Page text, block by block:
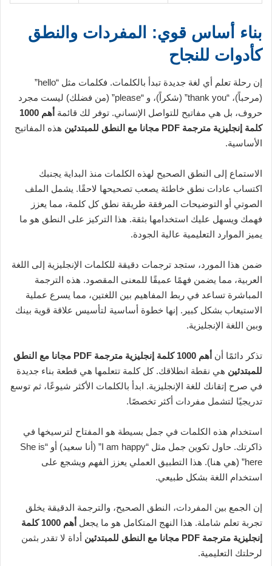
بناء أساس قوي: المفردات والنطق
كأدوات للنجاح
إن رحلة تعلم أي لغة جديدة تبدأ بالكلمات. فكلمات مثل “hello”
(مرحباً)، “thank you” (شكراً)، و “please” (من فضلك) ليست مجرد
حروف، بل هي مفاتيح للتواصل الإنساني. توفر لك قائمة
أهم 1000
كلمة إنجليزية مترجمة PDF مجانا مع النطق للمبتدئين
هذه المفاتيح
الأساسية.
الاستماع إلى النطق الصحيح لهذه الكلمات منذ البداية يجنبك
اكتساب عادات نطق خاطئة يصعب تصحيحها لاحقًا. يشمل الملف
الصوتي أو التوضيحات المرفقة طريقة نطق كل كلمة، مما يعزز
فهمك ويسهل عليك استخدامها بثقة. هذا التركيز على النطق هو ما
يميز الموارد التعليمية عالية الجودة.
ضمن هذا المورد، ستجد ترجمات دقيقة للكلمات الإنجليزية إلى اللغة
العربية، مما يضمن فهمًا عميقًا للمعنى المقصود. هذه الترجمة
المباشرة تساعد في ربط المفاهيم بين اللغتين، مما يسرع عملية
الاستيعاب بشكل كبير. إنها خطوة أساسية لتأسيس علاقة قوية بينك
وبين اللغة الإنجليزية.
تذكر دائمًا أن
أهم 1000 كلمة إنجليزية مترجمة PDF مجانا مع النطق
للمبتدئين هي نقطة انطلاقك. كل كلمة تتعلمها هي قطعة بناء جديدة
في صرح إتقانك للغة الإنجليزية. ابدأ بالكلمات الأكثر شيوعًا، ثم توسع
تدريجيًا لتشمل مفردات أكثر تخصصًا.
استخدام هذه الكلمات في جمل بسيطة هو المفتاح لترسيخها في
ذاكرتك. حاول تكوين جمل مثل “I am happy” (أنا سعيد) أو “She is
here” (هي هنا). هذا التطبيق العملي يعزز الفهم ويشجع على
استخدام اللغة بشكل طبيعي.
إن الجمع بين المفردات، النطق الصحيح، والترجمة الدقيقة يخلق
تجربة تعلم شاملة. هذا النهج المتكامل هو ما يجعل
أهم 1000 كلمة
إنجليزية مترجمة PDF مجانا مع النطق للمبتدئين
أداة لا تقدر بثمن
لرحلتك التعليمية.